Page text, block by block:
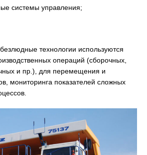
системы управления;
технологии используются
операций (сборочных,
и пр.), для перемещения и
мониторинга показателей сложных